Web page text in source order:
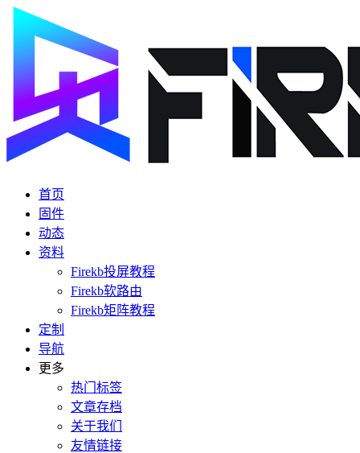
首页
固件
动态
资料
Firekb投屏教程
Firekb软路由
Firekb矩阵教程
定制
导航
更多
热门标签
文章存档
关于我们
友情链接